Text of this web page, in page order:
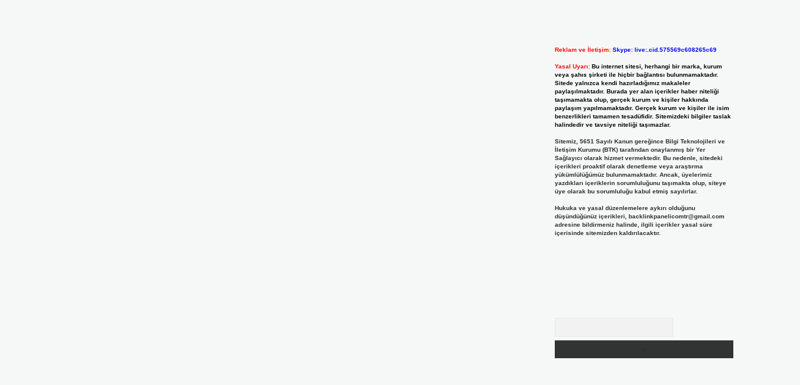
Reklam ve İletişim: Skype: live:.cid.575569c608265c69
Yasal Uyarı: Bu internet sitesi, herhangi bir marka, kurum
veya şahıs şirketi ile hiçbir bağlantısı bulunmamaktadır.
Sitede yalnızca kendi hazırladığımız makaleler
paylaşılmaktadır. Burada yer alan içerikler haber niteliği
taşımamakta olup, gerçek kurum ve kişiler hakkında
paylaşım yapılmamaktadır. Gerçek kurum ve kişiler ile isim
benzerlikleri tamamen tesadüfidir. Sitemizdeki bilgiler taslak
halindedir ve tavsiye niteliği taşımazlar.
Sitemiz, 5651 Sayılı Kanun gereğince Bilgi Teknolojileri ve
İletişim Kurumu (BTK) tarafından onaylanmış bir Yer
Sağlayıcı olarak hizmet vermektedir. Bu nedenle, sitedeki
içerikleri proaktif olarak denetleme veya araştırma
yükümlülüğümüz bulunmamaktadır. Ancak, üyelerimiz
yazdıkları içeriklerin sorumluluğunu taşımakta olup, siteye
üye olarak bu sorumluluğu kabul etmiş sayılırlar.
Hukuka ve yasal düzenlemelere aykırı olduğunu
düşündüğünüz içerikleri, backlinkpanelicomtr@gmail.com
adresine bildirmeniz halinde, ilgili içerikler yasal süre
içerisinde sitemizden kaldırılacaktır.